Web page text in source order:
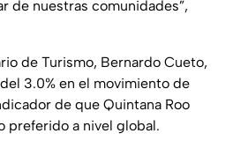
de nuestras comunidades”,
de Turismo, Bernardo Cueto,
3.0% en el movimiento de
de que Quintana Roo
preferido a nivel global.